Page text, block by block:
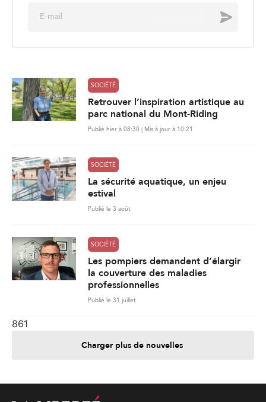
Envoyer
SOCIÉTÉ
Retrouver l’inspiration artistique au
parc national du Mont-Riding
Publié hier à 08:30 | Mis à jour à 10:21
SOCIÉTÉ
La sécurité aquatique, un enjeu
estival
Publié le 3 août
SOCIÉTÉ
Les pompiers demandent d’élargir
la couverture des maladies
professionnelles
Publié le 31 juillet
861
Charger plus de nouvelles